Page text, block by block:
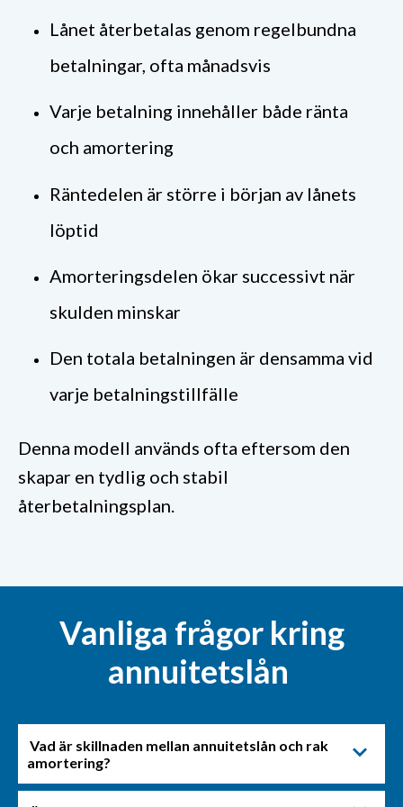
Lånet återbetalas genom regelbundna
betalningar, ofta månadsvis
Varje betalning innehåller både ränta
och amortering
Räntedelen är större i början av lånets
löptid
Amorteringsdelen ökar successivt när
skulden minskar
Den totala betalningen är densamma vid
varje betalningstillfälle
Denna modell används ofta eftersom den
skapar en tydlig och stabil
återbetalningsplan.
Vanliga frågor kring
annuitetslån
Vad är skillnaden mellan annuitetslån och rak
amortering?
Vid annuitetslån är den totala betalningen